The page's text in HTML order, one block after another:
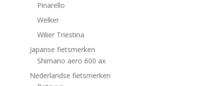
Pinarello
Welker
Wilier Triestina
Japanse fietsmerken
Shimano aero 600 ax
Nederlandse fietsmerken